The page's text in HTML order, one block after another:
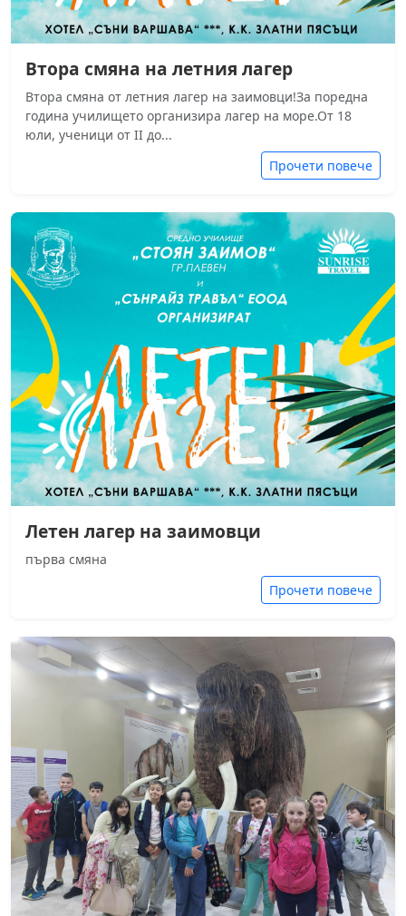
Втора смяна на летния лагер
Втора смяна от летния лагер на заимовци!За поредна
година училището организира лагер на море.От 18
юли, ученици от II до...
Прочети повече
Летен лагер на заимовци
първа смяна
Прочети повече